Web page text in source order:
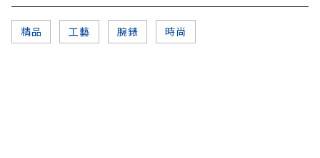
精品 工藝 腕錶 時尚